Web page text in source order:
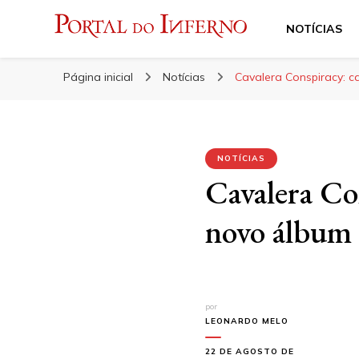
Portal do Inferno
NOTÍCIAS
Página inicial Notícias Cavalera Conspiracy:
NOTÍCIAS
Cavalera
novo álbum
por
LEONARDO MELO
22 DE AGOSTO DE